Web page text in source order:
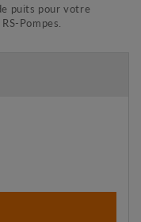
puits pour votre
Pompes.